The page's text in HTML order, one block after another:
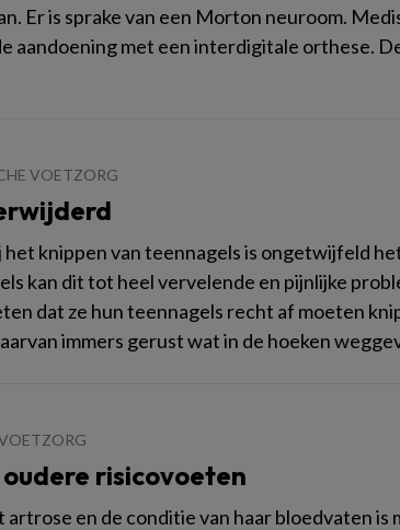
Er is sprake van een Morton neuroom.
aandoening met een interdigitale orthese.
VOETZORG
het knippen van teennagels is ongetwijfeld
kan dit tot heel vervelende en pijnlijke
dat ze hun teennagels recht af moeten
immers gerust wat in de hoeken
risicovoeten
en de conditie van haar bloedvaten is